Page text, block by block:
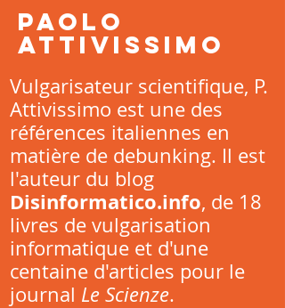
Paolo
Attivissimo
Vulgarisateur scientifique, P.
Attivissimo est une des
références italiennes en
matière de debunking. Il est
l'auteur du blog
Disinformatico.info, de 18
livres de vulgarisation
informatique et d'une
centaine d'articles pour le
journal Le Scienze.